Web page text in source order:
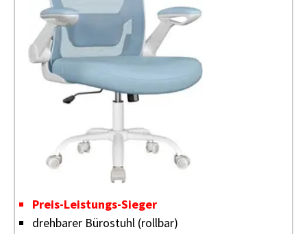
Preis-Leistungs-Sieger
drehbarer Bürostuhl (rollbar)